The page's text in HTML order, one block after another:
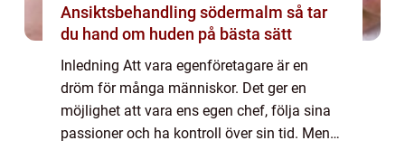
Ansiktsbehandling södermalm så tar
du hand om huden på bästa sätt
Inledning Att vara egenföretagare är en
dröm för många människor. Det ger en
möjlighet att vara ens egen chef, följa sina
passioner och ha kontroll över sin tid. Men